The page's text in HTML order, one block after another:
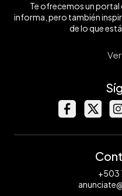
Te ofrecemos un
informa, pero también
de lo que
+503